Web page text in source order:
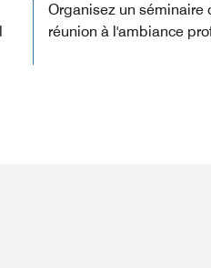
Organisez un séminaire
réunion à l'ambiance